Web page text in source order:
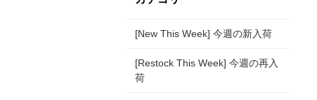
[New This Week] 今週の新入荷
[Restock This Week] 今週の再入
荷